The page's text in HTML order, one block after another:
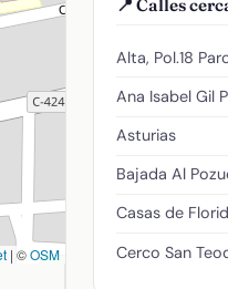
| ©OSM
-4.831736. Código postal:
📍 Calles
Alta, Pol.18
Ana Isabel Gil
Asturias
Bajada Al
Casas de
Cerco San